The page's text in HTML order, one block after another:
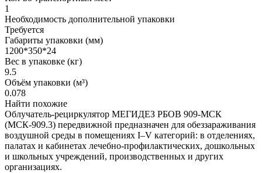
1
Необходимость дополнительной упаковки
Требуется
Габариты упаковки (мм)
1200*350*24
Вес в упаковке (кг)
9.5
Объём упаковки (м³)
0.078
Найти похожие
Облучатель-рециркулятор МЕГИДЕЗ РБОВ 909-МСК
(МСК-909.3) передвижной предназначен для обеззараживания
воздушной среды в помещениях I–V категорий: в отделениях,
палатах и кабинетах лечебно-профилактических, дошкольных
и школьных учреждений, производственных и других
организациях.